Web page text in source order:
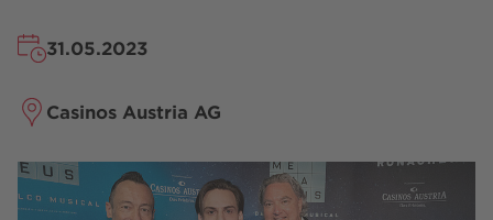
31.05.2023
Casinos Austria AG